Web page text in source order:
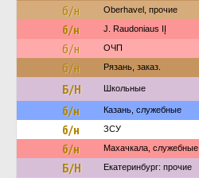
б/н Oberhavel, прочие
б/н J. Raudoniaus IĮ
б/н ОЧП
б/н Рязань, заказ.
Б/Н Школьные
б/н Казань, служебные
б/н ЗСУ
б/н Махачкала, служебные
Б/Н Екатеринбург: прочие